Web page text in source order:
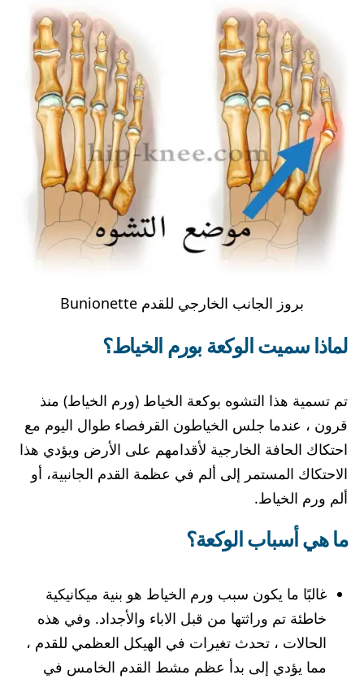
بروز الجانب الخارجي للقدم Bunionette
لماذا سميت الوكعة بورم الخياط؟
تم تسمية هذا التشوه بوكعة الخياط (ورم الخياط) منذ
قرون ، عندما جلس الخياطون القرفصاء طوال اليوم مع
احتكاك الحافة الخارجية لأقدامهم على الأرض ويؤدي هذا
الاحتكاك المستمر إلى ألم في عظمة القدم الجانبية، أو
ألم ورم الخياط.
ما هي أسباب الوكعة؟
غالبًا ما يكون سبب ورم الخياط هو بنية ميكانيكية
خاطئة تم وراثتها من قبل الاباء والأجداد. وفي هذه
الحالات ، تحدث تغيرات في الهيكل العظمي للقدم ،
مما يؤدي إلى بدأ عظم مشط القدم الخامس في